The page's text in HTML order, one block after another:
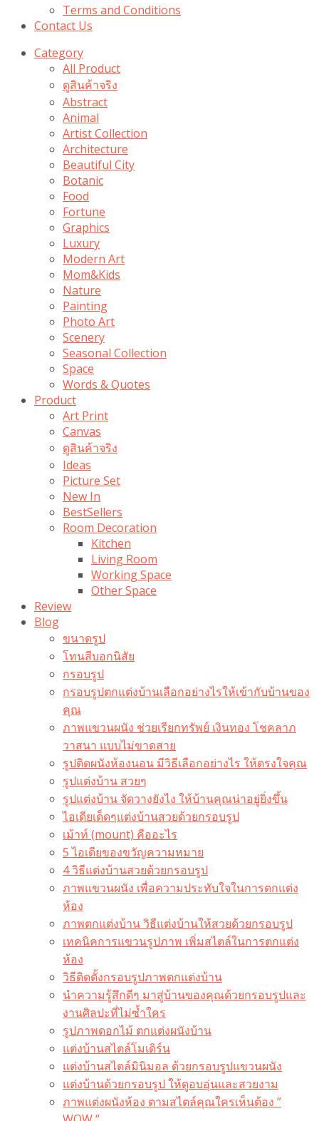
Terms and Conditions
Contact Us
Category
All Product
ดูสินค้าจริง
Abstract
Animal
Artist Collection
Architecture
Beautiful City
Botanic
Food
Fortune
Graphics
Luxury
Modern Art
Mom&Kids
Nature
Painting
Photo Art
Scenery
Seasonal Collection
Space
Words & Quotes
Product
Art Print
Canvas
ดูสินค้าจริง
Ideas
Picture Set
New In
BestSellers
Room Decoration
Kitchen
Living Room
Working Space
Other Space
Review
Blog
ขนาดรูป
โทนสีบอกนิสัย
กรอบรูป
กรอบรูปตกแต่งบ้านเลือกอย่างไรให้เข้ากับบ้านของ
คุณ
ภาพแขวนผนัง ช่วยเรียกทรัพย์ เงินทอง โชคลาภ
วาสนา แบบไม่ขาดสาย
รูปติดผนังห้องนอน มีวิธีเลือกอย่างไร ให้ตรงใจคุณ
รูปแต่งบ้าน สวยๆ
รูปแต่งบ้าน จัดวางยังไง ให้บ้านคุณน่าอยู่ยิ่งขึ้น
ไอเดียเด็ดๆแต่งบ้านสวยด้วยกรอบรูป
เม้าท์ (mount) คืออะไร​
5 ไอเดียของขวัญความหมาย
4 วิธีแต่งบ้านสวยด้วยกรอบรูป
ภาพแขวนผนัง เพื่อความประทับใจในการตกแต่ง
ห้อง
ภาพตกแต่งบ้าน วิธีแต่งบ้านให้สวยด้วยกรอบรูป
เทคนิคการแขวนรูปภาพ เพิ่มสไตล์ในการตกแต่ง
ห้อง
วิธีติดตั้งกรอบรูปภาพตกแต่งบ้าน
นำความรู้สึกดีๆ มาสู่บ้านของคุณด้วยกรอบรูปและ
งานศิลปะที่ไม่ซ้ำใคร
รูปภาพดอกไม้ ตกแต่งผนังบ้าน
แต่งบ้านสไตล์โมเดิร์น
แต่งบ้านสไตล์มินิมอล ด้วยกรอบรูปแขวนผนัง
แต่งบ้านด้วยกรอบรูป ให้ดูอบอุ่นและสวยงาม
ภาพแต่งผนังห้อง ตามสไตล์คุณใครเห็นต้อง ”